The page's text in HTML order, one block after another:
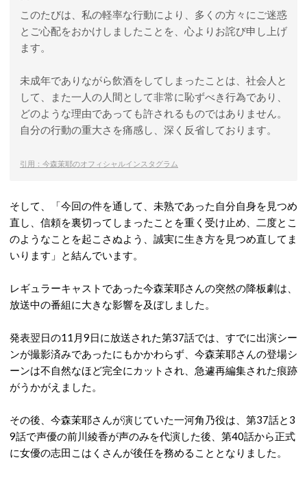
このたびは、私の軽率な行動により、多くの方々にご迷惑
とご心配をおかけしましたことを、心よりお詫び申し上げ
ます。
未成年でありながら飲酒をしてしまったことは、社会人と
して、また一人の人間として非常に恥ずべき行為であり、
どのような理由であっても許されるものではありません。
自分の行動の重大さを痛感し、深く反省しております。
引用：今森茉耶のオフィシャルインスタグラム
そして、「今回の件を通して、未熟であった自分自身を見つめ
直し、信頼を裏切ってしまったことを重く受け止め、二度とこ
のようなことを起こさぬよう、誠実に生き方を見つめ直してま
いります」と結んでいます。
レギュラーキャストであった今森茉耶さんの突然の降板劇は、
放送中の番組に大きな影響を及ぼしました。
発表翌日の11月9日に放送された第37話では、すでに出演シー
ンが撮影済みであったにもかかわらず、今森茉耶さんの登場シ
ーンは不自然なほど完全にカットされ、急遽再編集された痕跡
がうかがえました。
その後、今森茉耶さんが演じていた一河角乃役は、第37話と3
9話で声優の前川綾香が声のみを代演した後、第40話から正式
に女優の志田こはくさんが後任を務めることとなりました。